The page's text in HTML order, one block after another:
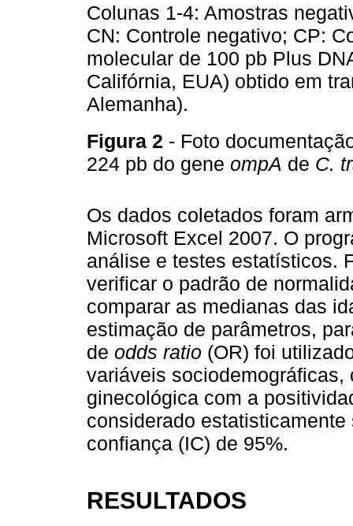
Colunas 1-4: Amostras
CN: Controle negativo; CP:
molecular de 100 pb Plus
Califórnia, EUA) obtido em
Alemanha).
Figura 2 - Foto
224 pb do gene ompA de C.
Os dados coletados foram
Microsoft Excel 2007. O
análise e testes estatísticos.
verificar o padrão de
comparar as medianas das
estimação de parâmetros,
de odds ratio (OR) foi
variáveis
ginecológica com a
considerado
confiança (IC) de 95%.
RESULTADOS